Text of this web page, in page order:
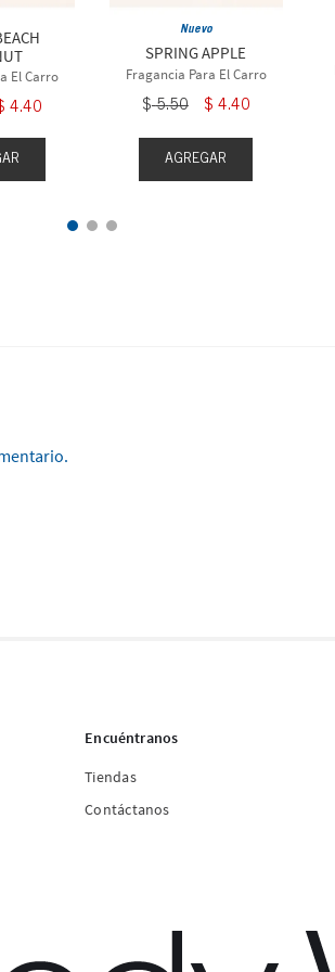
El Carro
4.40
Nuevo
SPRING APPLE
Fragancia Para El Carro
$ 5.50 $ 4.40
AGREGAR
Encuéntranos
Tiendas
Contáctanos